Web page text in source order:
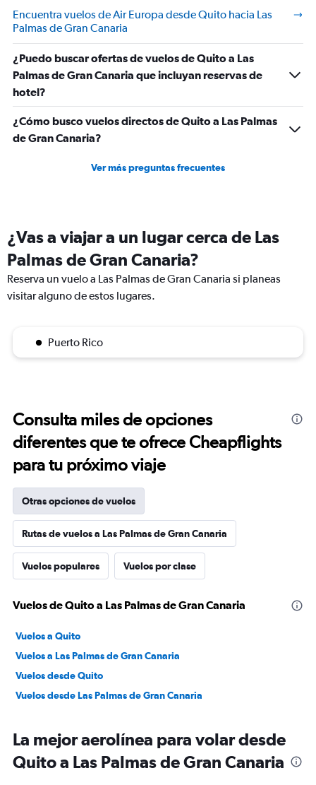
Encuentra vuelos de Air Europa desde Quito hacia Las
Palmas de Gran Canaria
¿Puedo buscar ofertas de vuelos de Quito a Las
Palmas de Gran Canaria que incluyan reservas de
hotel?
¿Cómo busco vuelos directos de Quito a Las Palmas
de Gran Canaria?
Ver más preguntas frecuentes
¿Vas a viajar a un lugar cerca de Las
Palmas de Gran Canaria?
Reserva un vuelo a Las Palmas de Gran Canaria si planeas
visitar alguno de estos lugares.
Puerto Rico
Consulta miles de opciones
diferentes que te ofrece Cheapflights
para tu próximo viaje
Otras opciones de vuelos
Rutas de vuelos a Las Palmas de Gran Canaria
Vuelos populares Vuelos por clase
Vuelos de Quito a Las Palmas de Gran Canaria
Vuelos a Quito
Vuelos a Las Palmas de Gran Canaria
Vuelos desde Quito
Vuelos desde Las Palmas de Gran Canaria
La mejor aerolínea para volar desde
Quito a Las Palmas de Gran Canaria